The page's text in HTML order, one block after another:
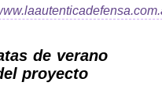
de verano
proyecto